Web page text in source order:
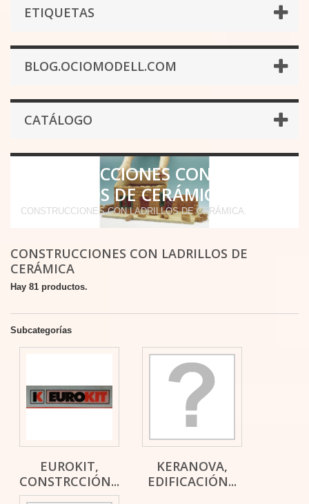
ETIQUETAS
BLOG.OCIOMODELL.COM
CATÁLOGO
CONSTRUCCIONES CON
LADRILLOS DE CERÁMICA
CONSTRUCCIONES CON LADRILLOS DE CERÁMICA.
CONSTRUCCIONES CON LADRILLOS DE
CERÁMICA
Hay 81 productos.
Subcategorías
EUROKIT,
CONSTRCCIÓN...
KERANOVA,
EDIFICACIÓN...